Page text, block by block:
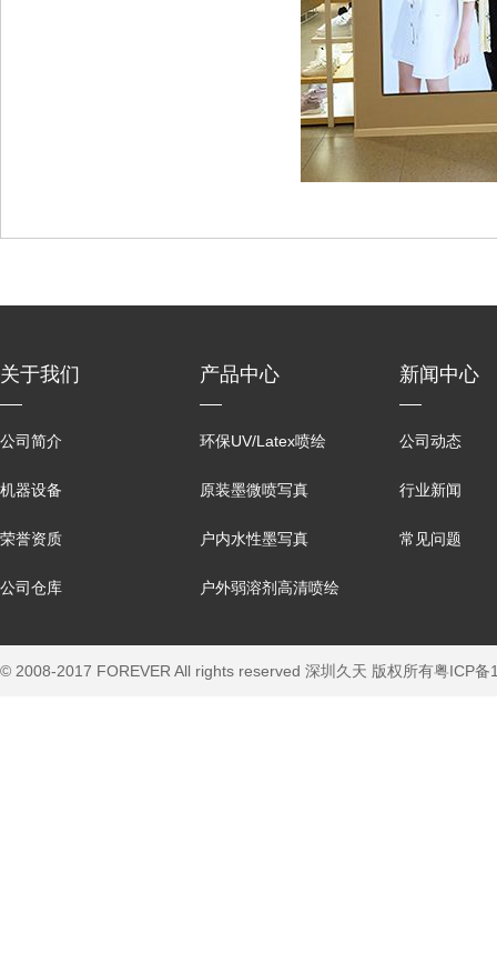
关于我们
公司简介
机器设备
荣誉资质
公司仓库
产品中心
环保UV/Latex喷绘
原装墨微喷写真
户内水性墨写真
户外弱溶剂高清喷绘
新闻中心
公司动态
行业新闻
常见问题
© 2008-2017 FOREVER All rights reserved 深圳久天 版权所有粤ICP备